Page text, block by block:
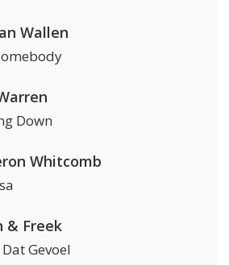
Wallen
Down
Whitcomb
& Freek
Dat Gevoel